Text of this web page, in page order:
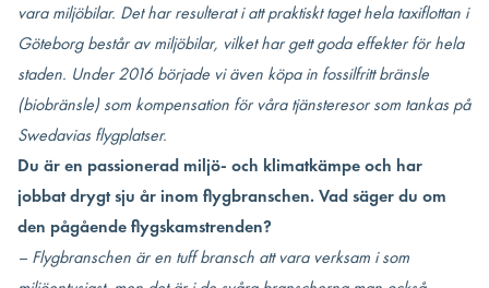
vara miljöbilar. Det har resulterat i att praktiskt taget hela taxiflottan i
Göteborg består av miljöbilar, vilket har gett goda effekter för hela
staden. Under 2016 började vi även köpa in fossilfritt bränsle
(biobränsle) som kompensation för våra tjänsteresor som tankas på
Swedavias flygplatser.
Du är en passionerad miljö- och klimatkämpe och har
jobbat drygt sju år inom flygbranschen. Vad säger du om
den pågående flygskamstrenden?
– Flygbranschen är en tuff bransch att vara verksam i som